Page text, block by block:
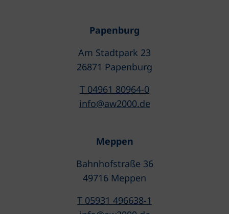
Papenburg
Am Stadtpark 23
26871 Papenburg
T 04961 80964-0
info@aw2000.de
Meppen
Bahnhofstraße 36
49716 Meppen
T 05931 496638-1